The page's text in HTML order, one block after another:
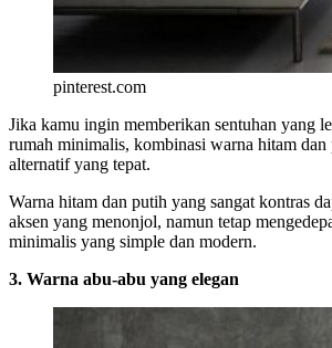
pinterest.com
Jika kamu ingin memberikan sentuhan yang
rumah minimalis, kombinasi warna hitam
alternatif yang tepat.
Warna hitam dan putih yang sangat kontras
aksen yang menonjol, namun tetap
minimalis yang simple dan modern.
3. Warna abu-abu yang elegan